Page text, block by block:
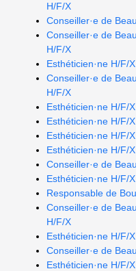
H/F/X
Conseiller·e de
Conseiller·e de
H/F/X
Esthéticien·ne H/F/X
Conseiller·e de
H/F/X
Esthéticien·ne H/F/X
Esthéticien·ne H/F/X
Esthéticien·ne H/F/X
Esthéticien·ne H/F/X
Conseiller·e de
Esthéticien·ne H/F/X
Responsable de
Conseiller·e de
H/F/X
Esthéticien·ne H/F/X
Conseiller·e de
Esthéticien·ne H/F/X